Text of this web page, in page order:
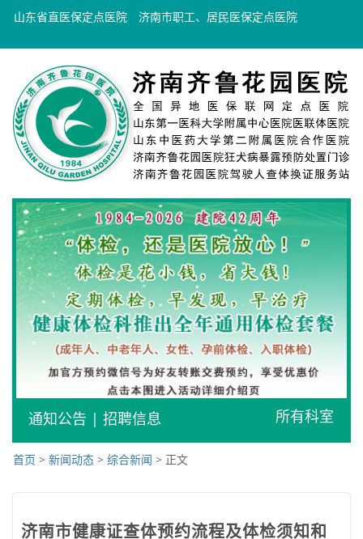
山东省直医保定点医院 济南市职工、居民医保定点医院
所有科室
通知公告 | 招聘信息
首页 > 新闻动态 > 综合新闻 > 正文
济南市健康证查体预约流程及体检须知和